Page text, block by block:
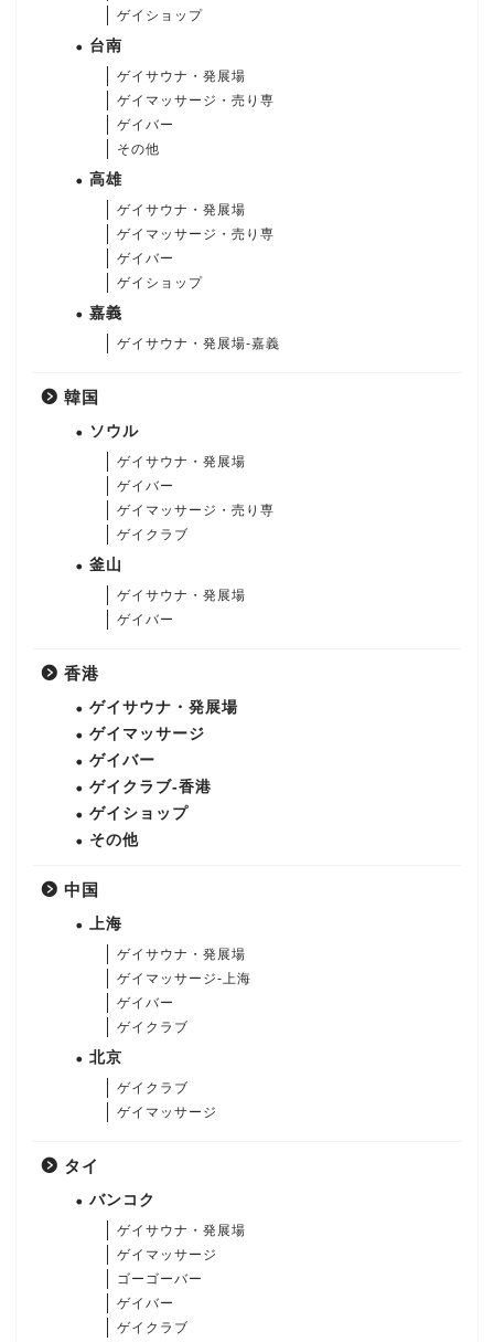
ゲイショップ
台南
ゲイサウナ・発展場
ゲイマッサージ・売り専
ゲイバー
その他
高雄
ゲイサウナ・発展場
ゲイマッサージ・売り専
ゲイバー
ゲイショップ
嘉義
ゲイサウナ・発展場-嘉義
韓国
ソウル
ゲイサウナ・発展場
ゲイバー
ゲイマッサージ・売り専
ゲイクラブ
釜山
ゲイサウナ・発展場
ゲイバー
香港
ゲイサウナ・発展場
ゲイマッサージ
ゲイバー
ゲイクラブ-香港
ゲイショップ
その他
中国
上海
ゲイサウナ・発展場
ゲイマッサージ-上海
ゲイバー
ゲイクラブ
北京
ゲイクラブ
ゲイマッサージ
タイ
バンコク
ゲイサウナ・発展場
ゲイマッサージ
ゴーゴーバー
ゲイバー
ゲイクラブ